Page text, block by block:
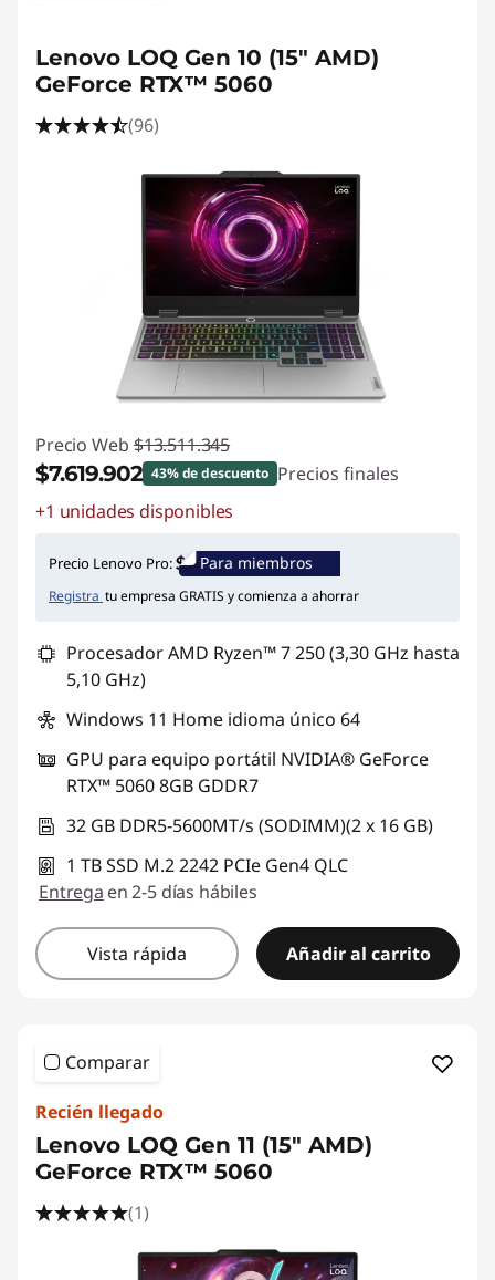
Lenovo LOQ Gen 10 (15" AMD)
GeForce RTX™ 5060
(96)
Precio Web $13.511.345
$7.619.902 43% de descuento Precios finales
Ahorros instantáneos :
+1 unidades disponibles
Precio Lenovo Pro: Para miembros
Registra tu empresa GRATIS y comienza a ahorrar
Procesador AMD Ryzen™ 7 250 (3,30 GHz hasta
5,10 GHz)
Windows 11 Home idioma único 64
GPU para equipo portátil NVIDIA® GeForce
RTX™ 5060 8GB GDDR7
32 GB DDR5-5600MT/s (SODIMM)(2 x 16 GB)
1 TB SSD M.2 2242 PCIe Gen4 QLC
Entrega en 2-5 días hábiles
Vista rápida Añadir al carrito
Comparar
Recién llegado
Lenovo LOQ Gen 11 (15" AMD)
GeForce RTX™ 5060
(1)